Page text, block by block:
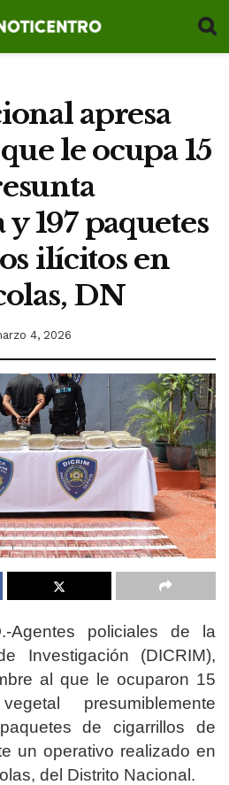
apresa
le ocupa 15
197 paquetes
ilícitos en
DN
4, 2026
.-Agentes policiales de la
Investigación (DICRIM),
al que le ocuparon 15
presumiblemente
de cigarrillos de
un operativo realizado en
del Distrito Nacional.